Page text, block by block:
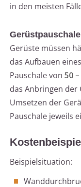
in den meisten
Gerüstpauschale
Gerüste müssen
das Aufbauen
Pauschale von 50
das Anbringen der
Umsetzen der
Pauschale jeweils
Beispielsituation: